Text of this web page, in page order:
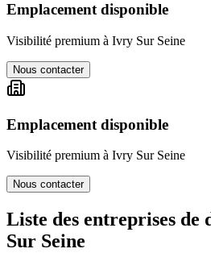
Emplacement disponible
Visibilité premium à Ivry Sur Seine
Nous contacter
Emplacement disponible
Visibilité premium à Ivry Sur Seine
Nous contacter
Liste des entreprises de
Sur Seine